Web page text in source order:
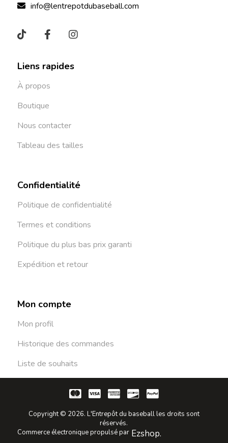
info@lentrepotdubaseball.com
Liens rapides
À propos
Boutique
Nous contacter
Tableau des tailles
Confidentialité
Politique de confidentialité
Termes et conditions
Politique du plus bas prix garanti
Expédition et retour
Mon compte
Mon profil
Historique des commandes
Liste de souhaits
Copyright © 2026. L'Entrepôt du baseball les droits sont
réservés.
Commerce électronique propulsé par Ezshop.